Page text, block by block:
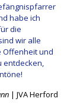
habe ich
die
wir alle
Offenheit und
entdecken,
| JVA Herford